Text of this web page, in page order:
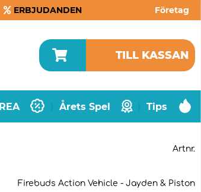
ERBJUDANDEN Företag
TILL KASSAN
REA Årets Spel Tips
Artnr.
Firebuds Action Vehicle - Jayden & Piston